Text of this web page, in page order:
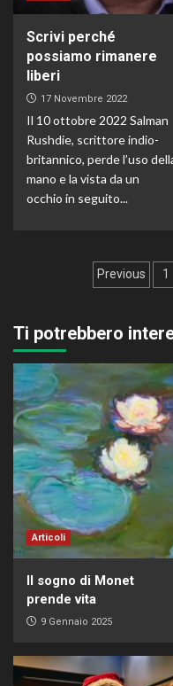
Scrivi perché
possiamo rimanere
liberi
17 Novembre 2022
Il 10 ottobre 2022 Salman
Rushdie, scrittore indio-
britannico, perde l’uso
mano e la vista da un
occhio in seguito...
Previous 1
Ti potrebbero
Articoli
Il sogno di Monet
prende vita
9 Gennaio 2025